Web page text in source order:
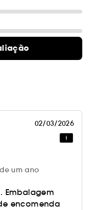
02/03/2026
um ano
Embalagem
encomenda